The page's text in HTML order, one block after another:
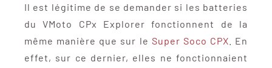
Il est légitime de se demander si les batteries
du VMoto CPx Explorer fonctionnent de la
même manière que sur le Super Soco CPX . En
effet, sur ce dernier, elles ne fonctionnaient